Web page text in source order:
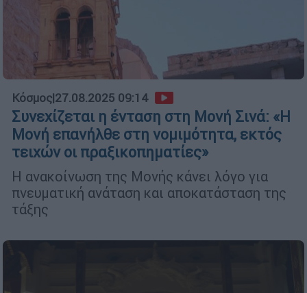
Κόσμος|27.08.2025 09:14
Συνεχίζεται η ένταση στη Μονή Σινά: «Η
Μονή επανήλθε στη νομιμότητα, εκτός
τειχών οι πραξικοπηματίες»
Η ανακοίνωση της Μονής κάνει λόγο για
πνευματική ανάταση και αποκατάσταση της
τάξης